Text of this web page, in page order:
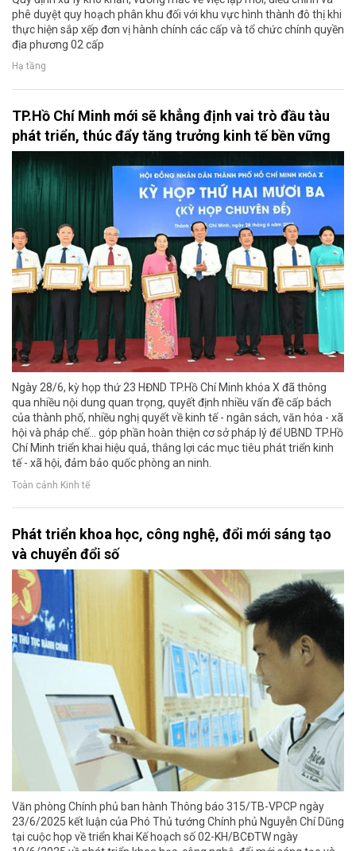
phê duyệt quy hoạch phân khu đối với khu vực hình thành đô thị khi
thực hiện sắp xếp đơn vị hành chính các cấp và tổ chức chính quyền
địa phương 02 cấp
Hạ tầng
TP.Hồ Chí Minh mới sẽ khẳng định vai trò đầu tàu
phát triển, thúc đẩy tăng trưởng kinh tế bền vững
Ngày 28/6, kỳ họp thứ 23 HĐND TP.Hồ Chí Minh khóa X đã thông
qua nhiều nội dung quan trọng, quyết định nhiều vấn đề cấp bách
của thành phố, nhiều nghị quyết về kinh tế - ngân sách, văn hóa - xã
hội và pháp chế… góp phần hoàn thiện cơ sở pháp lý để UBND TP.Hồ
Chí Minh triển khai hiệu quả, thắng lợi các mục tiêu phát triển kinh
tế - xã hội, đảm bảo quốc phòng an ninh.
Toàn cảnh Kinh tế
Phát triển khoa học, công nghệ, đổi mới sáng tạo
và chuyển đổi số
Văn phòng Chính phủ ban hành Thông báo 315/TB-VPCP ngày
23/6/2025 kết luận của Phó Thủ tướng Chính phủ Nguyễn Chí Dũng
tại cuộc họp về triển khai Kế hoạch số 02-KH/BCĐTW ngày